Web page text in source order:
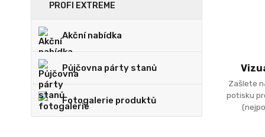
PROFI EXTREME
Akční nabídka
Půjčovna párty stanů
Fotogalerie produktů
Zašlete
potisku